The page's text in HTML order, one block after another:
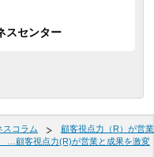
スセンター
スコラム
顧客視点力（R）が営業
…顧客視点力(R)が営業と成果を激変